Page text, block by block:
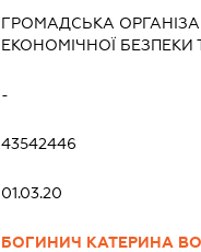
ГРОМАДСЬКА
ЕКОНОМІЧНОЇ БЕЗПЕКИ
-
43542446
01.03.20
БОГИНИЧ КАТЕРИНА